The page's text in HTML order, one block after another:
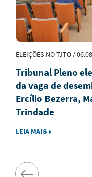
ELEIÇÕES NO TJTO /
Tribunal Pleno
da vaga de
Ercílio Bezerra,
Trindade
LEIA MAIS